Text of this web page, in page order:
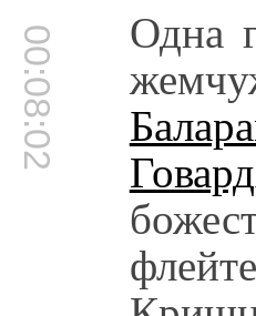
00:08:02 Одна